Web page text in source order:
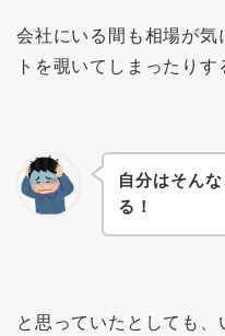
会社にいる間も相場が気
トを覗いてしまったり
自分はそん
る！
と思っていたとしても、